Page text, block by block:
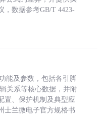
，数据参考GB/T 4423-
能及参数，包括各引脚
关系等核心数据，并附
置、保护机制及典型应
士兰微电子官方规格书